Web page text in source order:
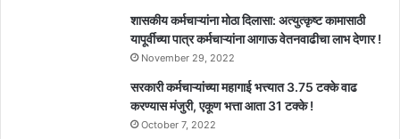
शासकीय कर्मचाऱ्यांना मोठा दिलासा: अत्युत्कृष्ट कामासाठी
यापूर्वीच्या पात्र कर्मचाऱ्यांना आगाऊ वेतनवाढीचा लाभ देणार !
November 29, 2022
सरकारी कर्मचाऱ्यांच्या महागाई भत्त्यात 3.75 टक्के वाढ
करण्यास मंजुरी, एकूण भत्ता आता 31 टक्के !
October 7, 2022